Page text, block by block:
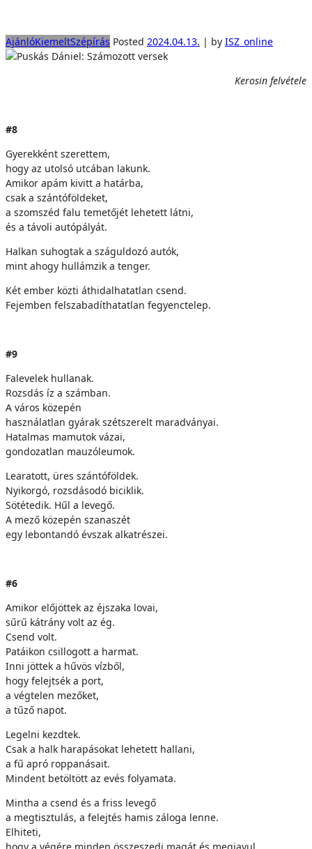
AjánlóKiemeltSzépírás Posted 2024.04.13. | by ISZ_online
Kerosin felvétele
#8
Gyerekként szerettem,
hogy az utolsó utcában lakunk.
Amikor apám kivitt a határba,
csak a szántóföldeket,
a szomszéd falu temetőjét lehetett látni,
és a távoli autópályát.
Halkan suhogtak a száguldozó autók,
mint ahogy hullámzik a tenger.
Két ember közti áthidalhatatlan csend.
Fejemben felszabadíthatatlan fegyenctelep.
#9
Falevelek hullanak.
Rozsdás íz a számban.
A város közepén
használatlan gyárak szétszerelt maradványai.
Hatalmas mamutok vázai,
gondozatlan mauzóleumok.
Learatott, üres szántóföldek.
Nyikorgó, rozsdásodó biciklik.
Sötétedik. Hűl a levegő.
A mező közepén szanaszét
egy lebontandó évszak alkatrészei.
#6
Amikor előjöttek az éjszaka lovai,
sűrű kátrány volt az ég.
Csend volt.
Patáikon csillogott a harmat.
Inni jöttek a hűvös vízből,
hogy felejtsék a port,
a végtelen mezőket,
a tűző napot.
Legelni kezdtek.
Csak a halk harapásokat lehetett hallani,
a fű apró roppanásait.
Mindent betöltött az evés folyamata.
Mintha a csend és a friss levegő
a megtisztulás, a felejtés hamis záloga lenne.
Elhiteti,